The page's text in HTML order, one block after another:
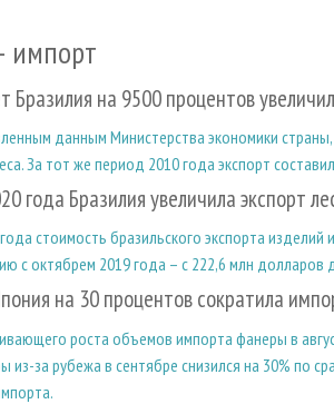
импорт
Бразилия на 9500 процентов
данным Министерства экономики
За тот же период 2010 года экспорт
года Бразилия увеличила экспорт
стоимость бразильского экспорта
с октябрем 2019 года – с 222,6 млн долларов
на 30 процентов сократила
роста объемов импорта фанеры в
из-за рубежа в сентябре снизился на 30% по